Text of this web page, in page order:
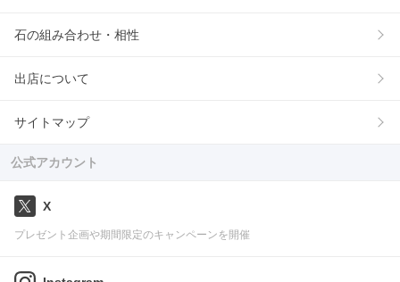
石の組み合わせ・相性
出店について
サイトマップ
公式アカウント
X
プレゼント企画や期間限定のキャンペーンを開催